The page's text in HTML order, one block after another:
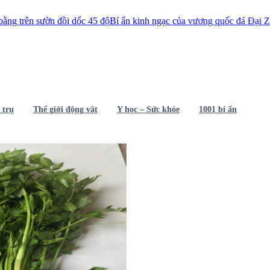
dốc 45 độBí ẩn kinh ngạc của vương quốc đá Đại Zimbabwe
trụ Thế giới động vật Y học – Sức khỏe 1001 bí ẩn